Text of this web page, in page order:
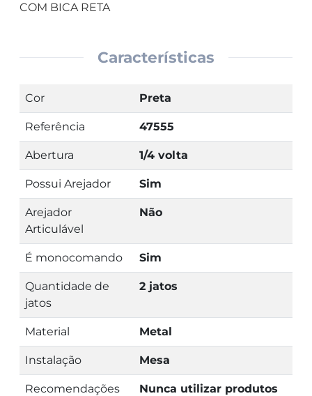
COM BICA RETA
Características
Cor Preta
Referência 47555
Abertura 1/4 volta
Possui Arejador Sim
Arejador
Articulável
Não
É monocomando Sim
Quantidade de
jatos
2 jatos
Material Metal
Instalação Mesa
Recomendações
Nunca utilizar produtos